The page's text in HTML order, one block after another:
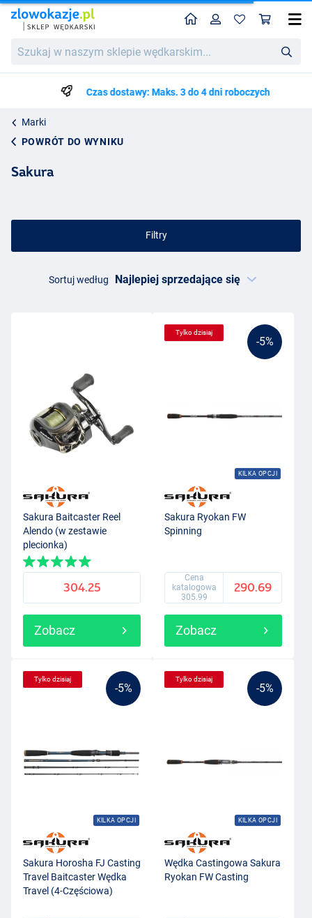
w
wędkarskim...
HomeProfil
Czas dostawy: Maks. 3 do 4 dni roboczych
Marki
POWRÓT DO WYNIKU
Sakura
Filtry
Sortuj według
Sakura Baitcaster Reel
Alendo (w zestawie
plecionka)
304.25
Zobacz
-5%
KILKA OPCJI
Tylko dzisiaj
Sakura Ryokan FW
Spinning
Cena
katalogowa
305.99
290.69
Zobacz
-5%
KILKA OPCJI
Tylko dzisiaj
Sakura Horosha FJ Casting
Travel Baitcaster Wędka
Travel (4-Częściowa)
-5%
KILKA OPCJI
Tylko dzisiaj
Wędka Castingowa Sakura
Ryokan FW Casting